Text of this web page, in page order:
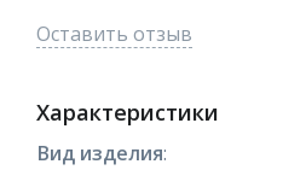
Оставить отзыв
Характеристики
Вид изделия: